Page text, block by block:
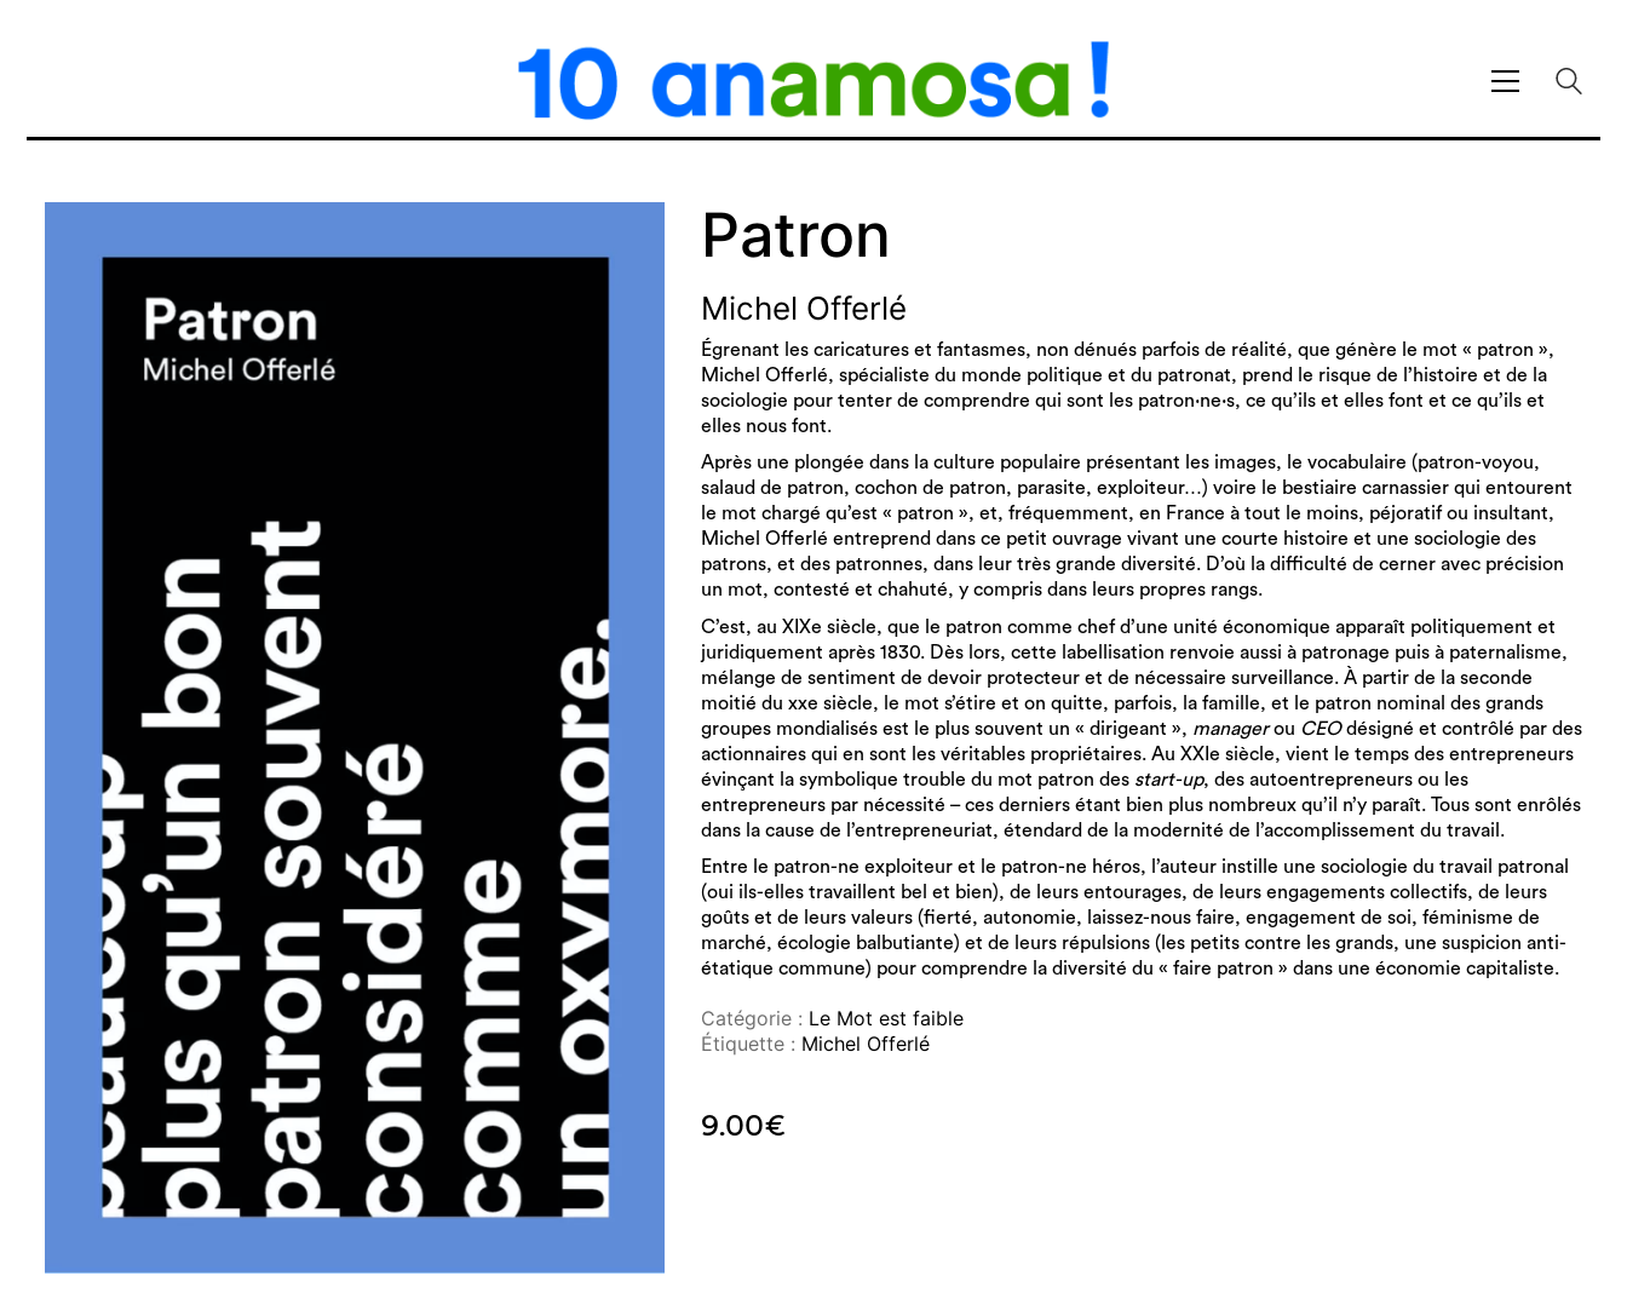
Patron
Michel Offerlé
Égrenant les caricatures et fantasmes, non dénués parfois de réalité, que génère le mot « patron »,
Michel Offerlé, spécialiste du monde politique et du patronat, prend le risque de l’histoire et de la
sociologie pour tenter de comprendre qui sont les patron·ne·s, ce qu’ils et elles font et ce qu’ils et
elles nous font.
Après une plongée dans la culture populaire présentant les images, le vocabulaire (patron-voyou,
salaud de patron, cochon de patron, parasite, exploiteur…) voire le bestiaire carnassier qui entourent
le mot chargé qu’est « patron », et, fréquemment, en France à tout le moins, péjoratif ou insultant,
Michel Offerlé entreprend dans ce petit ouvrage vivant une courte histoire et une sociologie des
patrons, et des patronnes, dans leur très grande diversité. D’où la difficulté de cerner avec précision
un mot, contesté et chahuté, y compris dans leurs propres rangs.
C’est, au XIXe siècle, que le patron comme chef d’une unité économique apparaît politiquement et
juridiquement après 1830. Dès lors, cette labellisation renvoie aussi à patronage puis à paternalisme,
mélange de sentiment de devoir protecteur et de nécessaire surveillance. À partir de la seconde
moitié du xxe siècle, le mot s’étire et on quitte, parfois, la famille, et le patron nominal des grands
groupes mondialisés est le plus souvent un « dirigeant », managerou CEOdésigné et contrôlé par des
actionnaires qui en sont les véritables propriétaires. Au XXIe siècle, vient le temps des entrepreneurs
évinçant la symbolique trouble du mot patron des start-up, des autoentrepreneurs ou les
entrepreneurs par nécessité – ces derniers étant bien plus nombreux qu’il n’y paraît. Tous sont enrôlés
dans la cause de l’entrepreneuriat, étendard de la modernité de l’accomplissement du travail.
Entre le patron-ne exploiteur et le patron-ne héros, l’auteur instille une sociologie du travail patronal
(oui ils-elles travaillent bel et bien), de leurs entourages, de leurs engagements collectifs, de leurs
goûts et de leurs valeurs (fierté, autonomie, laissez-nous faire, engagement de soi, féminisme de
marché, écologie balbutiante) et de leurs répulsions (les petits contre les grands, une suspicion anti-
étatique commune) pour comprendre la diversité du « faire patron » dans une économie capitaliste.
Catégorie : Le Mot est faible
Étiquette : Michel Offerlé
9.00€